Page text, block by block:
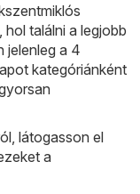
találni a legjobb
jelenleg a 4
kategóriánként
látogasson el
a